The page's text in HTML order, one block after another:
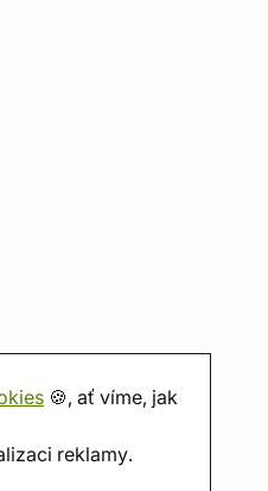
🍪, ať víme, jak
reklamy.